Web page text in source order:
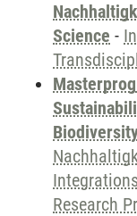
Science -
Research